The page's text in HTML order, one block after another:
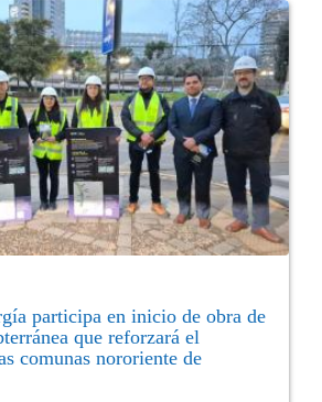
participa en inicio de obra de
que reforzará el
comunas nororiente de